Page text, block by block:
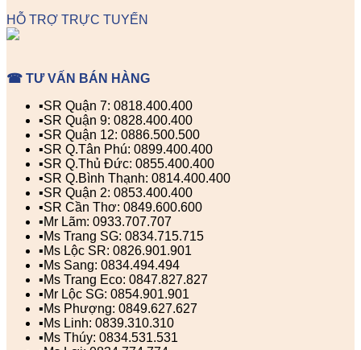
HỖ TRỢ TRỰC TUYẾN
☎ TƯ VẤN BÁN HÀNG
▪️SR Quận 7: 0818.400.400
▪️SR Quận 9: 0828.400.400
▪️SR Quận 12: 0886.500.500
▪️SR Q.Tân Phú: 0899.400.400
▪️SR Q.Thủ Đức: 0855.400.400
▪️SR Q.Bình Thạnh: 0814.400.400
▪️SR Quận 2: 0853.400.400
▪️SR Cần Thơ: 0849.600.600
▪️Mr Lãm: 0933.707.707
▪️Ms Trang SG: 0834.715.715
▪️Ms Lộc SR: 0826.901.901
▪️Ms Sang: 0834.494.494
▪️Ms Trang Eco: 0847.827.827
▪️Mr Lộc SG: 0854.901.901
▪️Ms Phượng: 0849.627.627
▪️Ms Linh: 0839.310.310
▪️Ms Thúy: 0834.531.531